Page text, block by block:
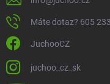
Máte dotaz? 605
JuchooCZ
juchoo_cz_sk